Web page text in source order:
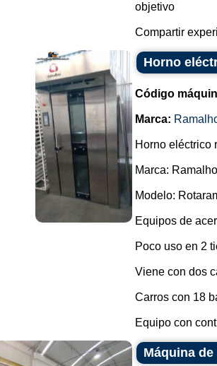
objetivo
Compartir
Horno
Código
Marca:
Horno eléctrico
Marca:
Modelo:
Equipos de
Poco uso en 2
Viene con dos
Carros con 18
Equipo con
Máquina